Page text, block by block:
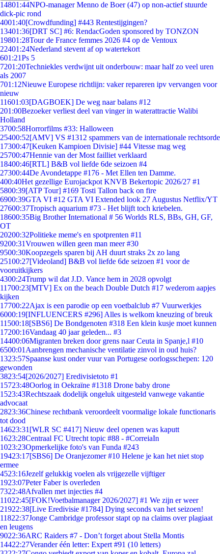
14801:44NPO-manager Menno de Boer (47) op non-actief stuurde
dick-pic rond
4001:40[Crowdfunding] #443 Rentestijgingen?
13401:36[DRT SC] #6: RendacGoden sponsored by TONZON
19801:28Tour de France femmes 2026 #4 op de Ventoux
22401:24Nederland stevent af op watertekort
601:21Ps 5
7201:20Techniekles verdwijnt uit onderbouw: maar half zo veel uren
als 2007
701:12Nieuwe Europese richtlijn: vaker repareren ipv vervangen voor
nieuw
11601:03[DAGBOEK] De weg naar balans #12
201:00Bezoeker verliest deel van vinger in waterattractie Walibi
Holland
3700:58Horrorfilms #33: Halloween
25400:52[AMV] VS #1312 spammers van de internationale rechtsorde
17300:47[Keuken Kampioen Divisie] #44 Vitesse mag weg
25700:47Hennie van der Most failliet verklaard
18400:46[RTL] B&B vol liefde 6de seizoen #4
27300:44De Avondetappe #176 - Met Ellen ten Damme.
400:40Het gezellige Eurojackpot KNVB Bekertopic 2026/27 #1
5800:39[ATP Tour] #169 Tosti Tallon back on fire
6900:39GTA VI #12 GTA VI Extended look 27 Augustus Netflix/YT
27600:37Tropisch aquarium #73 - Het blijft toch kriebelen.
18600:35Big Brother International # 56 Worlds RLS, BBs, GH, GF,
OT
20200:32Politieke meme's en spotprenten #11
9200:31Vrouwen willen geen man meer #30
9500:30Koopzegels sparen bij AH duurt straks 2x zo lang
25100:27[Videoland] B&B vol liefde 6de seizoen #1 voor de
vooruitkijkers
4300:24Trump wil dat J.D. Vance hem in 2028 opvolgt
11700:23[MTV] Ex on the beach Double Dutch #17 wederom aapjes
kijken
17700:22Ajax is een parodie op een voetbalclub #7 Vuurwerkjes
6000:19[INFLUENCERS #296] Alles is welkom kneuzing of breuk
11500:18[SBS6] De Bondgenoten #318 Een klein kusje moet kunnen
17200:16Vandaag 40 jaar geleden... #3
14400:06Migranten breken door grens naar Ceuta in Spanje,l #10
6500:01 Aanbrengen mechanische ventilatie zinvol in oud huis?
1323:57Spaanse kust onder vuur van Portugese oorlogsschepen: 120
gewonden
3823:54[2026/2027] Eredivisietoto #1
15723:48Oorlog in Oekraïne #1318 Drone baby drone
1523:43Rechtszaak dodelijk ongeluk uitgesteld vanwege vakantie
advocaat
2823:36Chinese rechtbank veroordeelt voormalige lokale functionaris
tot dood
14623:31 [WLR SC #417] Nieuw deel openen was kaputt
1623:28Centraal FC Utrecht topic #88 - #CorreiaIn
1023:23Opmerkelijke foto's van Funda #243
19423:17[SBS6] De Oranjezomer #10 Helene je kan het niet stop
ermee
4523:16Jezelf gelukkig voelen als vrijgezelle vijftiger
1923:07Peter Faber is overleden
7322:48Afvallen met injecties #4
11022:45[FOK!Voetbalmanager 2026/2027] #1 We zijn er weer
21922:38[Live Eredivisie #1784] Dying seconds van het seizoen!
11822:37Jonge Cambridge professor stapt op na claims over plagiaat
en leugens
9022:36ARC Raiders #7 - Don’t forget about Stella Montis
14422:27Verander één letter: Expert #91 (10 letters)